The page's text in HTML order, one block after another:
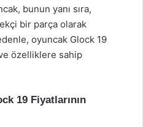
bunun yanı sıra,
bir parça olarak
oyuncak Glock 19
özelliklere sahip
19 Fiyatlarının